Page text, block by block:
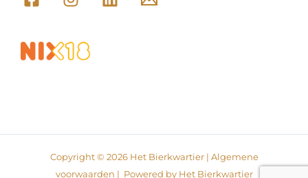
Copyright © 2026 Het Bierkwartier | Algemene
voorwaarden | Powered by Het Bierkwartier